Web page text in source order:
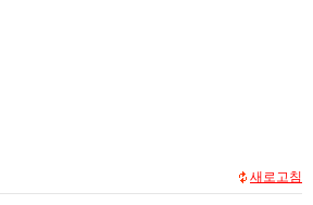
새로고침